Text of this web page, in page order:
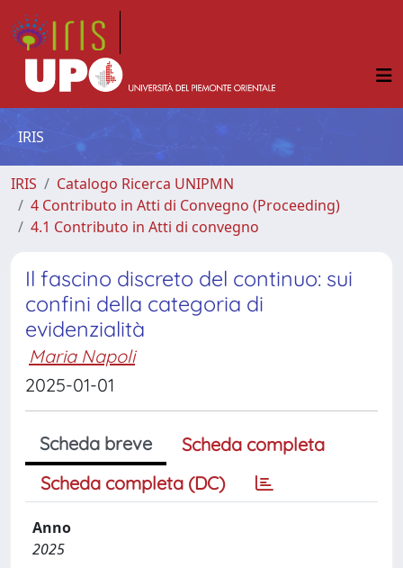
IRIS
IRIS
Catalogo Ricerca UNIPMN
4 Contributo in Atti di Convegno (Proceeding)
4.1 Contributo in Atti di convegno
Il fascino discreto del continuo: sui
confini della categoria di
evidenzialità
Maria Napoli
2025-01-01
Scheda breve
Scheda completa
Scheda completa (DC)
Anno
2025